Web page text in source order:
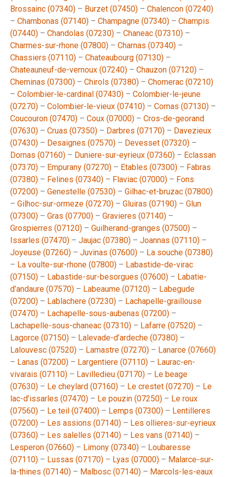
Brossainc (07340) – Burzet (07450) – Chalencon (07240)
– Chambonas (07140) – Champagne (07340) – Champis
(07440) – Chandolas (07230) – Chaneac (07310) –
Charmes-sur-rhone (07800) – Charnas (07340) –
Chassiers (07110) – Chateaubourg (07130) –
Chateauneuf-de-vernoux (07240) – Chauzon (07120) –
Cheminas (07300) – Chirols (07380) – Chomerac (07210)
– Colombier-le-cardinal (07430) – Colombier-le-jeune
(07270) – Colombier-le-vieux (07410) – Cornas (07130) –
Coucouron (07470) – Coux (07000) – Cros-de-georand
(07630) – Cruas (07350) – Darbres (07170) – Davezieux
(07430) – Desaignes (07570) – Devesset (07320) –
Dornas (07160) – Duniere-sur-eyrieux (07360) – Eclassan
(07370) – Empurany (07270) – Etables (07300) – Fabras
(07380) – Felines (07340) – Flaviac (07000) – Fons
(07200) – Genestelle (07530) – Gilhac-et-bruzac (07800)
– Gilhoc-sur-ormeze (07270) – Gluiras (07190) – Glun
(07300) – Gras (07700) – Gravieres (07140) –
Grospierres (07120) – Guilherand-granges (07500) –
Issarles (07470) – Jaujac (07380) – Joannas (07110) –
Joyeuse (07260) – Juvinas (07600) – La souche (07380)
– La voulte-sur-rhone (07800) – Labastide-de-virac
(07150) – Labastide-sur-besorgues (07600) – Labatie-
d’andaure (07570) – Labeaume (07120) – Labegude
(07200) – Lablachere (07230) – Lachapelle-graillouse
(07470) – Lachapelle-sous-aubenas (07200) –
Lachapelle-sous-chaneac (07310) – Lafarre (07520) –
Lagorce (07150) – Lalevade-d’ardeche (07380) –
Lalouvesc (07520) – Lamastre (07270) – Lanarce (07660)
– Lanas (07200) – Largentiere (07110) – Laurac-en-
vivarais (07110) – Lavilledieu (07170) – Le beage
(07630) – Le cheylard (07160) – Le crestet (07270) – Le
lac-d’issarles (07470) – Le pouzin (07250) – Le roux
(07560) – Le teil (07400) – Lemps (07300) – Lentilleres
(07200) – Les assions (07140) – Les ollieres-sur-eyrieux
(07360) – Les salelles (07140) – Les vans (07140) –
Lesperon (07660) – Limony (07340) – Loubaresse
(07110) – Lussas (07170) – Lyas (07000) – Malarce-sur-
la-thines (07140) – Malbosc (07140) – Marcols-les-eaux